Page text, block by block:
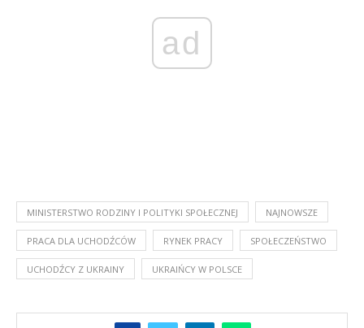
ad
MINISTERSTWO RODZINY I POLITYKI SPOŁECZNEJ NAJNOWSZE
PRACA DLA UCHODŹCÓW RYNEK PRACY SPOŁECZEŃSTWO
UCHODŹCY Z UKRAINY UKRAIŃCY W POLSCE